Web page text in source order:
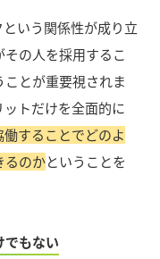
いう関係性が成り立
の人を採用するこ
とが重要視されま
トだけを全面的に
することでどのよ
るのかということを
でもない